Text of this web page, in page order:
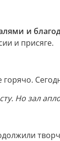
и
и присяге.
горячо.
Но зал